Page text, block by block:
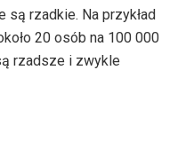
są rzadkie. Na przykład
20 osób na 100 000
rzadsze i zwykle